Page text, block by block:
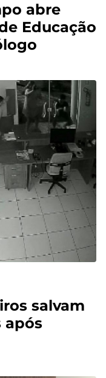
abre
Educação
salvam
após